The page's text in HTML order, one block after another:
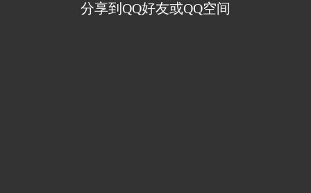
分享到QQ好友或QQ空间